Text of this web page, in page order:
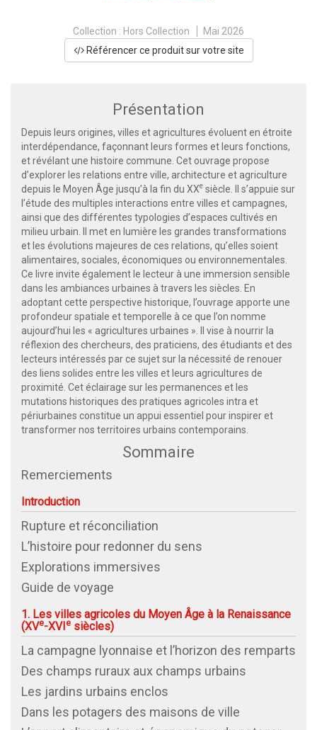
Collection : Hors Collection
Mai 2026
Référencer ce produit sur votre site
Présentation
Depuis leurs origines, villes et agricultures évoluent en étroite
interdépendance, façonnant leurs formes et leurs fonctions,
et révélant une histoire commune. Cet ouvrage propose
d’explorer les relations entre ville, architecture et agriculture
depuis le Moyen Âge jusqu’à la fin du XXe siècle. Il s’appuie sur
l’étude des multiples interactions entre villes et campagnes,
ainsi que des différentes typologies d’espaces cultivés en
milieu urbain. Il met en lumière les grandes transformations
et les évolutions majeures de ces relations, qu’elles soient
alimentaires, sociales, économiques ou environnementales.
Ce livre invite également le lecteur à une immersion sensible
dans les ambiances urbaines à travers les siècles. En
adoptant cette perspective historique, l’ouvrage apporte une
profondeur spatiale et temporelle à ce que l’on nomme
aujourd’hui les « agricultures urbaines ». Il vise à nourrir la
réflexion des chercheurs, des praticiens, des étudiants et des
lecteurs intéressés par ce sujet sur la nécessité de renouer
des liens solides entre les villes et leurs agricultures de
proximité. Cet éclairage sur les permanences et les
mutations historiques des pratiques agricoles intra et
périurbaines constitue un appui essentiel pour inspirer et
transformer nos territoires urbains contemporains.
Sommaire
Remerciements
Introduction
Rupture et réconciliation
L’histoire pour redonner du sens
Explorations immersives
Guide de voyage
1. Les villes agricoles du Moyen Âge à la Renaissance
(XVe-XVIe siècles)
La campagne lyonnaise et l’horizon des remparts
Des champs ruraux aux champs urbains
Les jardins urbains enclos
Dans les potagers des maisons de ville